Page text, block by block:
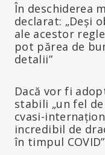
În deschiderea
declarat: „Deși
ale acestor
pot părea de
detalii”
Dacă vor fi
stabili „un fel
cvasi-
incredibil de
în timpul COVID”